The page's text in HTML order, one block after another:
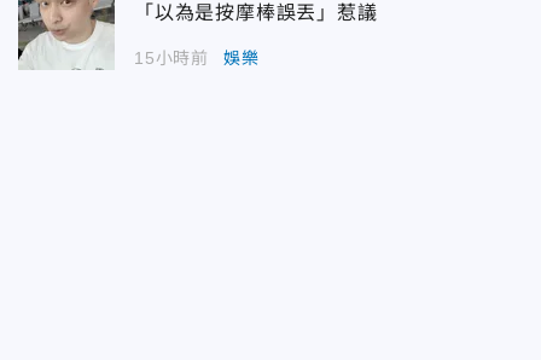
「以為是按摩棒誤丟」惹議
15小時前 娛樂